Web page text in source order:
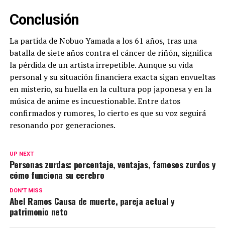
Conclusión
La partida de Nobuo Yamada a los 61 años, tras una
batalla de siete años contra el cáncer de riñón, significa
la pérdida de un artista irrepetible. Aunque su vida
personal y su situación financiera exacta sigan envueltas
en misterio, su huella en la cultura pop japonesa y en la
música de anime es incuestionable. Entre datos
confirmados y rumores, lo cierto es que su voz seguirá
resonando por generaciones.
UP NEXT
Personas zurdas: porcentaje, ventajas, famosos zurdos y
cómo funciona su cerebro
DON'T MISS
Abel Ramos Causa de muerte, pareja actual y
patrimonio neto